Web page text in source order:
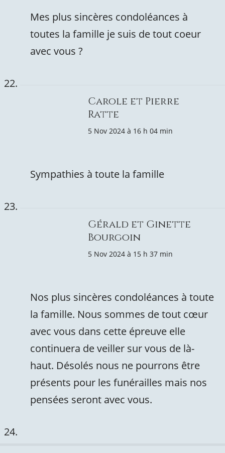
Mes plus sincères condoléances à
toutes la famille je suis de tout coeur
avec vous ?
Carole et Pierre
Ratte
5 Nov 2024 à 16 h 04 min
Sympathies à toute la famille
Gérald et Ginette
Bourgoin
5 Nov 2024 à 15 h 37 min
Nos plus sincères condoléances à toute
la famille. Nous sommes de tout cœur
avec vous dans cette épreuve elle
continuera de veiller sur vous de là-
haut. Désolés nous ne pourrons être
présents pour les funérailles mais nos
pensées seront avec vous.